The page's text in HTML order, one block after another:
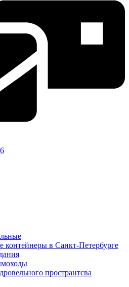
контейнеры в Санкт-Петербурге
пространтсва